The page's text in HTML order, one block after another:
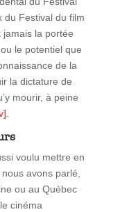
du Festival du film
jamais la portée
le potentiel que
de la
la dictature de
mourir, à peine
.
voulu mettre en
avons parlé,
ou au Québec
cinéma